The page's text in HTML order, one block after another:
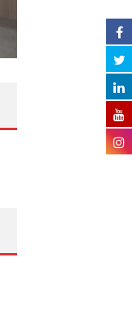
TECNOLOGÍA Y
EL INODORO